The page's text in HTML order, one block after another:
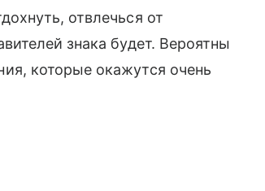
отвлечься от
знака будет. Вероятны
которые окажутся очень